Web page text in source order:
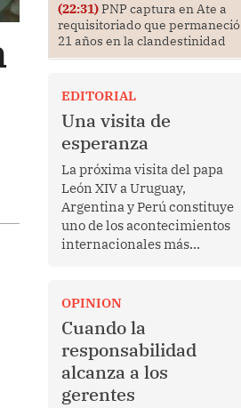
(22:31)PNP captura en Ate a
requisitoriado que permaneció
21 años en la clandestinidad
EDITORIAL
Una visita de
esperanza
La próxima visita del papa
León XIV a Uruguay,
Argentina y Perú constituye
uno de los acontecimientos
internacionales más
Más allá de su dimensión
religiosa, esta gira
representa una oportunidad
para reafirmar el valor del
diálogo, fortalecer los
vínculos entre los pueblos y
OPINION
Cuando la
responsabilidad
alcanza a los
gerentes